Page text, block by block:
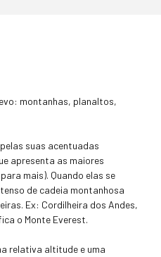
montanhas, planaltos,
suas acentuadas
apresenta as maiores
mais). Quando elas se
de cadeia montanhosa
Ex: Cordilheira dos Andes,
o Monte Everest.
relativa altitude e uma